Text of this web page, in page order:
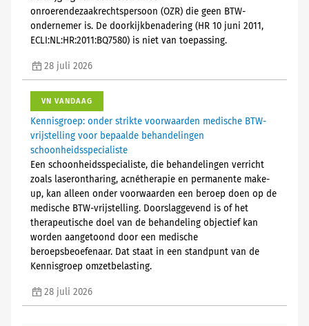
onroerendezaakrechtspersoon (OZR) die geen BTW-
ondernemer is. De doorkijkbenadering (HR 10 juni 2011,
ECLI:NL:HR:2011:BQ7580) is niet van toepassing.
28 juli 2026
VN VANDAAG
Kennisgroep: onder strikte voorwaarden medische BTW-
vrijstelling voor bepaalde behandelingen
schoonheidsspecialiste
Een schoonheidsspecialiste, die behandelingen verricht
zoals laserontharing, acnétherapie en permanente make-
up, kan alleen onder voorwaarden een beroep doen op de
medische BTW-vrijstelling. Doorslaggevend is of het
therapeutische doel van de behandeling objectief kan
worden aangetoond door een medische
beroepsbeoefenaar. Dat staat in een standpunt van de
Kennisgroep omzetbelasting.
28 juli 2026